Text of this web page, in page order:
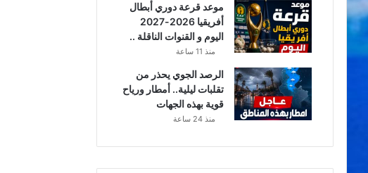
موعد قرعة دوري أبطال
أفريقيا 2026-2027
اليوم و القنوات الناقلة ..
منذ 11 ساعة
الرصد الجوي يحذر من
تقلبات ليلية.. أمطار ورياح
قوية بهذه الجهات
منذ 24 ساعة